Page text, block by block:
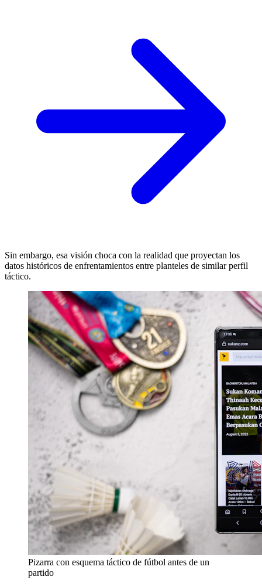
Sin embargo, esa visión choca con la realidad que proyectan los
datos históricos de enfrentamientos entre planteles de similar perfil
táctico.
Pizarra con esquema táctico de fútbol antes de un
partido